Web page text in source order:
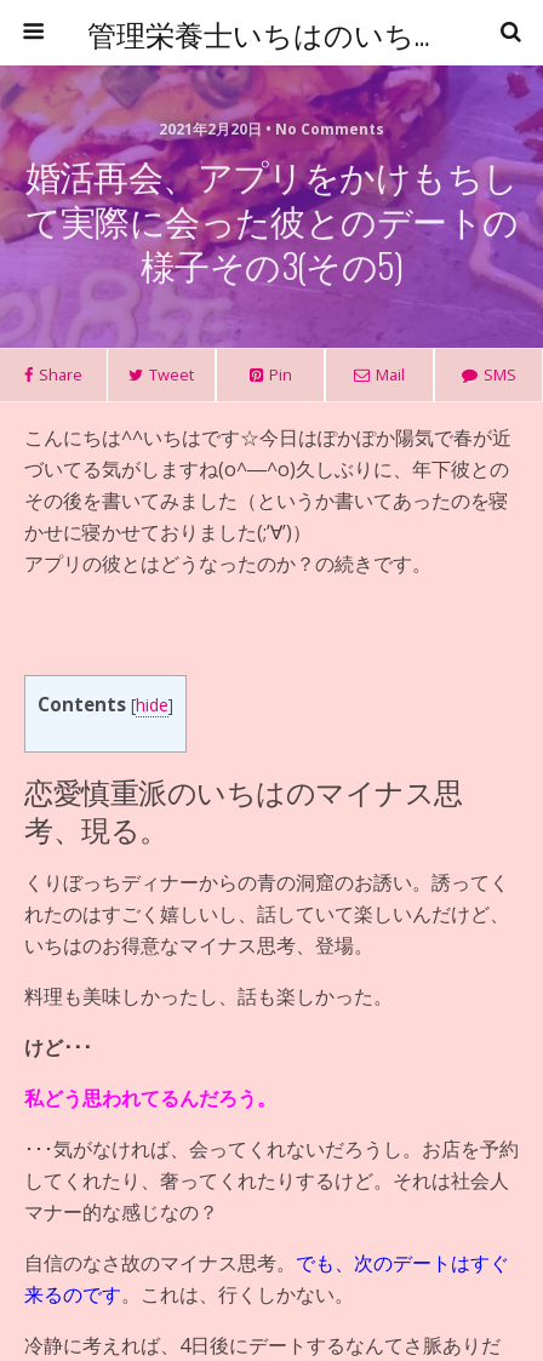
管理栄養士いちはのいちからはじめる食事管理
2021年2月20日 • No Comments
婚活再会、アプリをかけもちし
て実際に会った彼とのデートの
様子その3(その5)
Share Tweet Pin Mail SMS
こんにちは^^いちはです☆今日はぽかぽか陽気で春が近
づいてる気がしますね(o^―^o)久しぶりに、年下彼との
その後を書いてみました（というか書いてあったのを寝
かせに寝かせておりました(;’∀’)）
アプリの彼とはどうなったのか？の続きです。
Contents [hide]
恋愛慎重派のいちはのマイナス思
考、現る。
くりぼっちディナーからの青の洞窟のお誘い。誘ってく
れたのはすごく嬉しいし、話していて楽しいんだけど、
いちはのお得意なマイナス思考、登場。
料理も美味しかったし、話も楽しかった。
けど･･･
私どう思われてるんだろう。
･･･気がなければ、会ってくれないだろうし。お店を予約
してくれたり、奢ってくれたりするけど。それは社会人
マナー的な感じなの？
自信のなさ故のマイナス思考。 でも、次のデートはすぐ
来るのです。これは、行くしかない。
冷静に考えれば、4日後にデートするなんてさ脈ありだ